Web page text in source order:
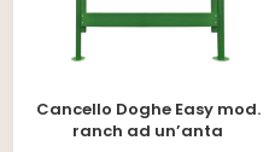
Cancello Doghe Easy mod.
ranch ad un’anta